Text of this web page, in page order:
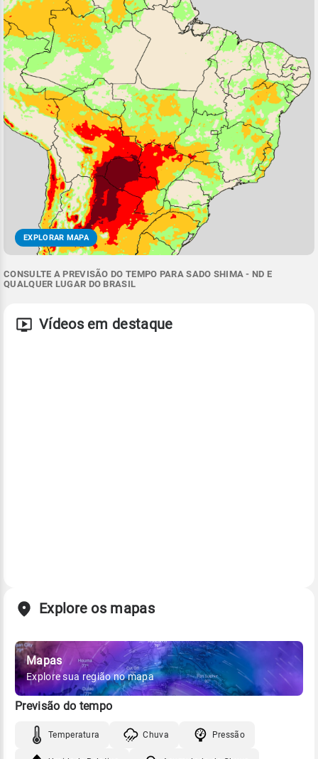
EXPLORAR MAPA
CONSULTE A PREVISÃO DO TEMPO PARA SADO SHIMA - ND E
QUALQUER LUGAR DO BRASIL
Vídeos em destaque
Explore os mapas
Mapas
Explore sua região no mapa
Previsão do tempo
Temperatura Chuva Pressão